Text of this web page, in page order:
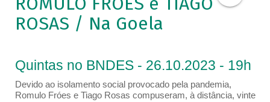
ROSAS / Na Goela
Quintas no BNDES - 26.10.2023 - 19h
Devido ao isolamento social provocado pela pandemia,
Romulo Fróes e Tiago Rosas compuseram, à distância, vinte